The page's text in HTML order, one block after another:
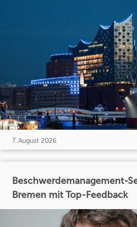
7. August 2026
Beschwerdemanagement-
Bremen mit Top-Feedback